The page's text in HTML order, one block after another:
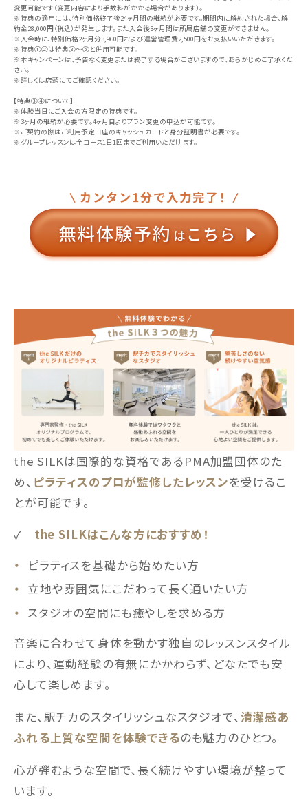
変更可能です（変更内容により手数料がかかる場合があります）。
※特典の適用には、特別価格終了後24ヶ月間の継続が必要です。期間内に解約された場合、解
約金28,000円（税込）が発生します。また入会後3ヶ月間は所属店舗の変更ができません。
※入会時に、特別価格2ヶ月分3,960円および運営管理費2,500円をお支払いいただきます。
※特典①②は特典③〜⑤と併用可能です。
※本キャンペーンは、予告なく変更または終了する場合がございますので、あらかじめご了承くだ
さい。
※詳しくは店頭にてご確認ください。
【特典③④について】
※体験当日にご入会の方限定の特典です。
※3ヶ月の継続が必要です。4ヶ月目よりプラン変更の申込が可能です。
※ご契約の際はご利用予定口座のキャッシュカードと身分証明書が必要です。
※グループレッスンは全コース1日1回までご利用いただけます。
the SILKは国際的な資格であるPMA加盟団体のた
め、 ピラティスのプロが監修したレッスンを受けるこ
とが可能です。
✓ the SILKはこんな方におすすめ！
ピラティスを基礎から始めたい方
立地や雰囲気にこだわって長く通いたい方
スタジオの空間にも癒やしを求める方
音楽に合わせて身体を動かす独自のレッスンスタイル
により、運動経験の有無にかかわらず、どなたでも安
心して楽しめます。
また、駅チカのスタイリッシュなスタジオで、清潔感あ
ふれる上質な空間を体験できるのも魅力のひとつ。
心が弾むような空間で、長く続けやすい環境が整って
います。